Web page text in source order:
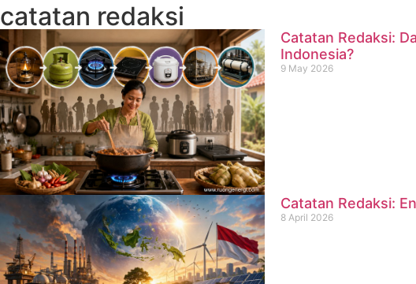
catatan redaksi
Catatan Redaksi:
Indonesia?
9 May 2026
Catatan Redaksi:
8 April 2026